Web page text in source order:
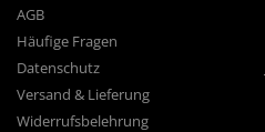
AGB
Häufige Fragen
Datenschutz
Versand & Lieferung
Widerrufsbelehrung